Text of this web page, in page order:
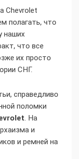
Chevrolet
полагать, что
наших
что все
их просто
СНГ.
справедливо
поломки
. На
и
и ремней на